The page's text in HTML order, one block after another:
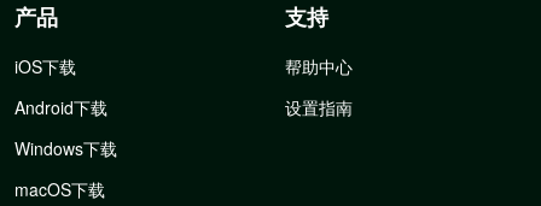
产品
iOS下载
Android下载
Windows下载
macOS下载
支持
帮助中心
设置指南